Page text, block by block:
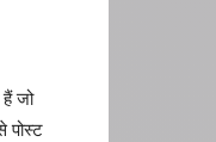
जो
पोस्ट